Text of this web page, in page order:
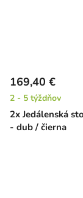
2x Jedálenská
- dub / čierna
169,40 €
2 - 5 týždňov